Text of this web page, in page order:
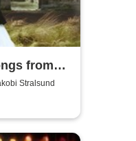
from
The Last
Stralsund